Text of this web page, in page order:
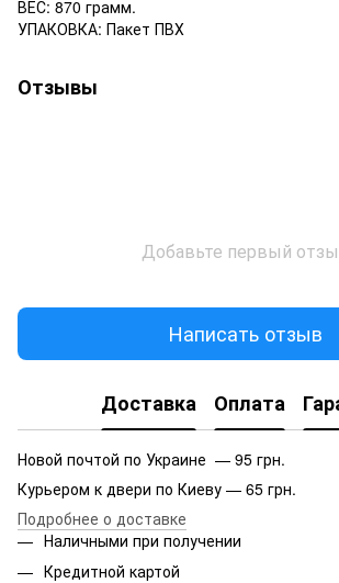
ВЕС: 870 грамм.
УПАКОВКА: Пакет ПВХ
Отзывы
Добавьте первый
Написать отзыв
Доставка Оплата
Новой почтой по Украине — 95 грн.
Курьером к двери по Киеву — 65 грн.
Подробнее о доставке
Наличными при получении
Кредитной картой